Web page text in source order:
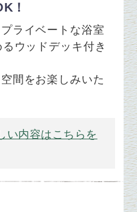
！
ライベートな浴室
ウッドデッキ付き
間をお楽しみいた
い内容はこちらを